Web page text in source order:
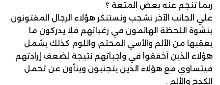
ربما تنجم عنه بعض المتعة ؟
علي الجانب الآخر نشجب ونستنكر هؤلاء الرجال المفتونون
بنشوة اللحظة الهائمون في رغباتهم فلا يدركون ما
يعقبها من الألم والأسي المحتم، واللوم كذلك يشمل
هؤلاء الذين أخفقوا في واجباتهم نتيجة لضعف إرادتهم
فيتساوي مع هؤلاء الذين يتجنبون وينأون عن تحمل
الكدح والألم .